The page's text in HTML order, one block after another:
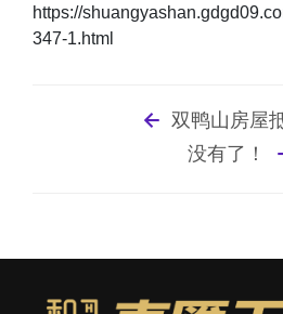
https://
347-1.html
双鸭山房屋
没有了！